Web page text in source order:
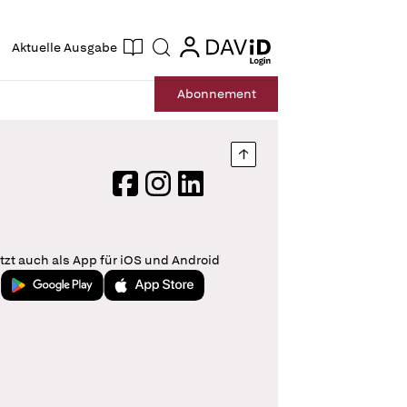
Aktuelle Ausgabe Suche login
login
Abonnement
Nach oben springen
FacebookInstagram
LinkedIn
auch als App für iOS und Android
Jetzt bei Google PlayLaden im App Store